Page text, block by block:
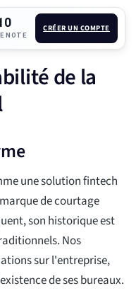
NOTE
CRÉER UN COMPTE
de la
une solution fintech
de courtage
son historique est
Nos
sur l'entreprise,
de ses bureaux.